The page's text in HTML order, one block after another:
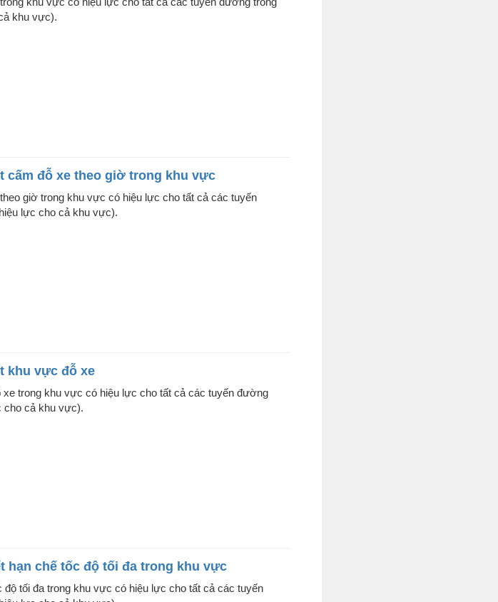
khu vực).
cấm đỗ xe theo giờ trong khu vực
giờ trong khu vực có hiệu lực cho tất cả các tuyến
lực cho cả khu vực).
khu vực đỗ xe
trong khu vực có hiệu lực cho tất cả các tuyến đường
cho cả khu vực).
hạn chế tốc độ tối đa trong khu vực
độ tối đa trong khu vực có hiệu lực cho tất cả các tuyến